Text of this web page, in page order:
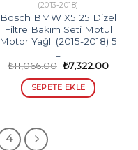
(2013-2018)
Bosch BMW X5 25 Dizel
Filtre Bakım Seti Motul
Motor Yağlı (2015-2018) 5
Li
₺11,066.00 Orijinal
fiyat:
₺11,066.00.
₺7,322.00Şu
SEPETE EKLE
4